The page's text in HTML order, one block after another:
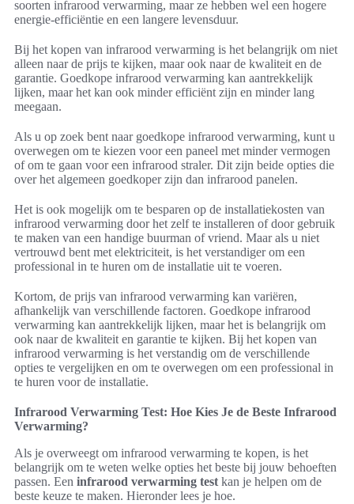
soorten infrarood verwarming, maar ze hebben wel een hogere
energie-efficiëntie en een langere levensduur.
Bij het kopen van infrarood verwarming is het belangrijk om niet
alleen naar de prijs te kijken, maar ook naar de kwaliteit en de
garantie. Goedkope infrarood verwarming kan aantrekkelijk
lijken, maar het kan ook minder efficiënt zijn en minder lang
meegaan.
Als u op zoek bent naar goedkope infrarood verwarming, kunt u
overwegen om te kiezen voor een paneel met minder vermogen
of om te gaan voor een infrarood straler. Dit zijn beide opties die
over het algemeen goedkoper zijn dan infrarood panelen.
Het is ook mogelijk om te besparen op de installatiekosten van
infrarood verwarming door het zelf te installeren of door gebruik
te maken van een handige buurman of vriend. Maar als u niet
vertrouwd bent met elektriciteit, is het verstandiger om een
professional in te huren om de installatie uit te voeren.
Kortom, de prijs van infrarood verwarming kan variëren,
afhankelijk van verschillende factoren. Goedkope infrarood
verwarming kan aantrekkelijk lijken, maar het is belangrijk om
ook naar de kwaliteit en garantie te kijken. Bij het kopen van
infrarood verwarming is het verstandig om de verschillende
opties te vergelijken en om te overwegen om een professional in
te huren voor de installatie.
Infrarood Verwarming Test: Hoe Kies Je de Beste Infrarood
Verwarming?
Als je overweegt om infrarood verwarming te kopen, is het
belangrijk om te weten welke opties het beste bij jouw behoeften
passen. Een infrarood verwarming test kan je helpen om de
beste keuze te maken. Hieronder lees je hoe.